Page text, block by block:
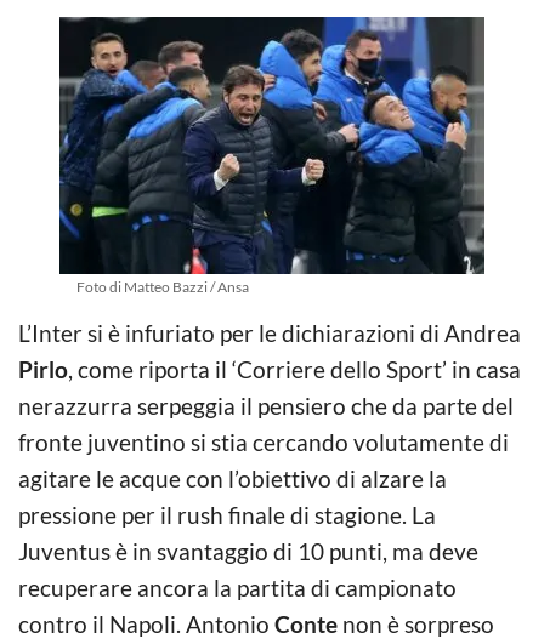
Foto di Matteo Bazzi / Ansa
L’Inter si è infuriato per le dichiarazioni di Andrea
Pirlo, come riporta il ‘Corriere dello Sport’ in casa
nerazzurra serpeggia il pensiero che da parte del
fronte juventino si stia cercando volutamente di
agitare le acque con l’obiettivo di alzare la
pressione per il rush finale di stagione. La
Juventus è in svantaggio di 10 punti, ma deve
recuperare ancora la partita di campionato
contro il Napoli. Antonio Conte non è sorpreso